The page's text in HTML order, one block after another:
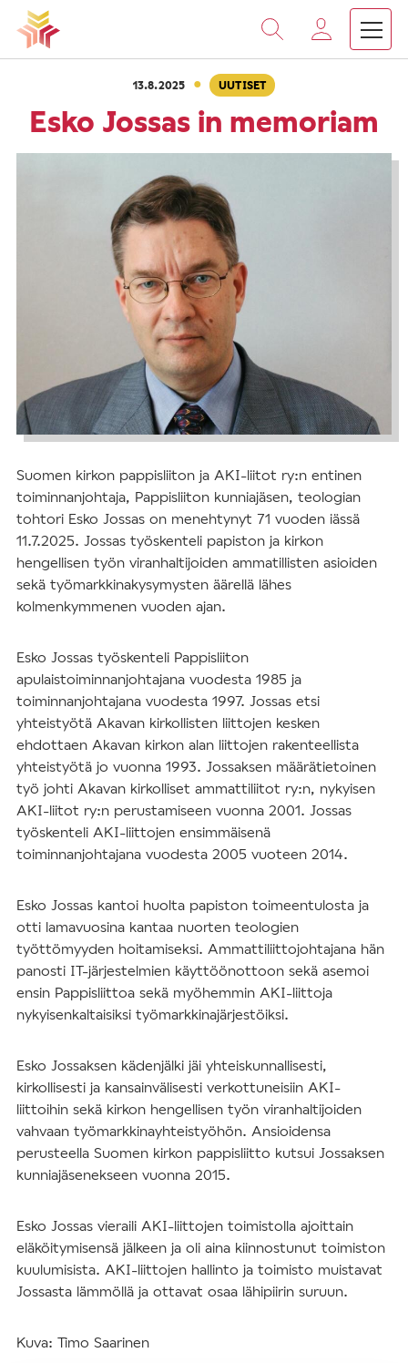
Vieritä
sisältöön
Etusivu Esko Jossas in memoriam
13.8.2025 · UUTISET
Esko Jossas in memoriam
Suomen kirkon pappisliiton ja AKI-liitot ry:n entinen
toiminnanjohtaja, Pappisliiton kunniajäsen, teologian
tohtori Esko Jossas on menehtynyt 71 vuoden iässä
11.7.2025. Jossas työskenteli papiston ja kirkon
hengellisen työn viranhaltijoiden ammatillisten asioiden
sekä työmarkkinakysymysten äärellä lähes
kolmenkymmenen vuoden ajan.
Esko Jossas työskenteli Pappisliiton
apulaistoiminnanjohtajana vuodesta 1985 ja
toiminnanjohtajana vuodesta 1997. Jossas etsi
yhteistyötä Akavan kirkollisten liittojen kesken
ehdottaen Akavan kirkon alan liittojen rakenteellista
yhteistyötä jo vuonna 1993. Jossaksen määrätietoinen
työ johti Akavan kirkolliset ammattiliitot ry:n, nykyisen
AKI-liitot ry:n perustamiseen vuonna 2001. Jossas
työskenteli AKI-liittojen ensimmäisenä
toiminnanjohtajana vuodesta 2005 vuoteen 2014.
Esko Jossas kantoi huolta papiston toimeentulosta ja
otti lamavuosina kantaa nuorten teologien
työttömyyden hoitamiseksi. Ammattiliittojohtajana hän
panosti IT-järjestelmien käyttöönottoon sekä asemoi
ensin Pappisliittoa sekä myöhemmin AKI-liittoja
nykyisenkaltaisiksi työmarkkinajärjestöiksi.
Esko Jossaksen kädenjälki jäi yhteiskunnallisesti,
kirkollisesti ja kansainvälisesti verkottuneisiin AKI-
liittoihin sekä kirkon hengellisen työn viranhaltijoiden
vahvaan työmarkkinayhteistyöhön. Ansioidensa
perusteella Suomen kirkon pappisliitto kutsui Jossaksen
kunniajäsenekseen vuonna 2015.
Esko Jossas vieraili AKI-liittojen toimistolla ajoittain
eläköitymisensä jälkeen ja oli aina kiinnostunut toimiston
kuulumisista. AKI-liittojen hallinto ja toimisto muistavat
Jossasta lämmöllä ja ottavat osaa lähipiirin suruun.
Kuva: Timo Saarinen